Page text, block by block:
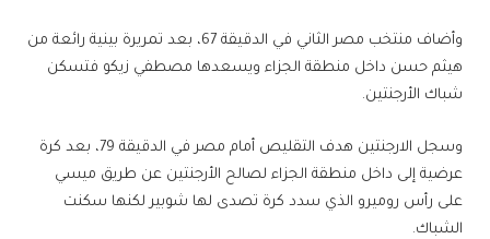
وأضاف منتخب مصر الثاني في الدقيقة 67، بعد تمريرة بينية رائعة من
هيثم حسن داخل منطقة الجزاء ويسعدها مصطفي زيكو فتسكن
شباك الأرجنتين.
وسجل الارجنتين هدف التقليص أمام مصر في الدقيقة 79، بعد كرة
عرضية إلى داخل منطقة الجزاء لصالح الأرجنتين عن طريق ميسي
على رأس روميرو الذي سدد كرة تصدى لها شوبير لكنها سكنت
الشباك.